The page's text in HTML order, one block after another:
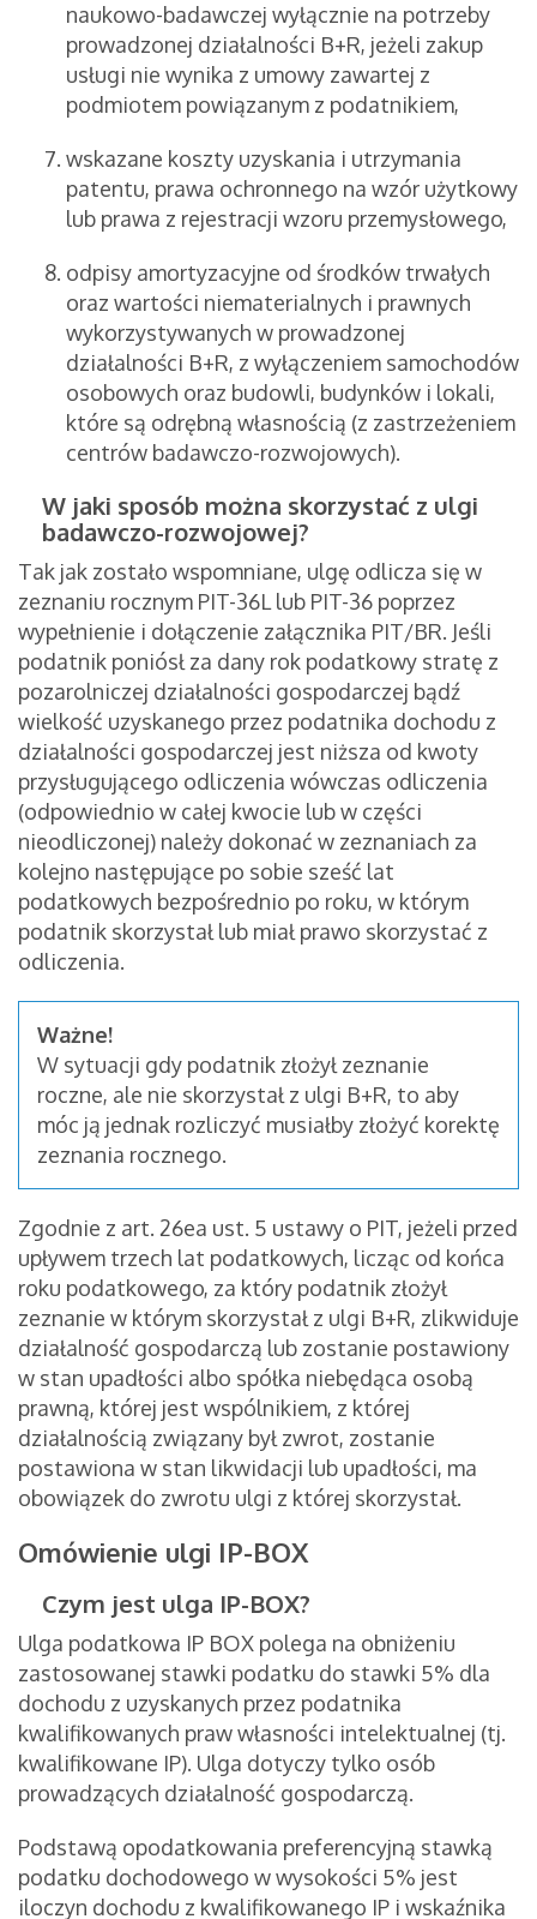
naukowo-badawczej wyłącznie na potrzeby
prowadzonej działalności B+R, jeżeli zakup
usługi nie wynika z umowy zawartej z
podmiotem powiązanym z podatnikiem,
wskazane koszty uzyskania i utrzymania
patentu, prawa ochronnego na wzór użytkowy
lub prawa z rejestracji wzoru przemysłowego,
odpisy amortyzacyjne od środków trwałych
oraz wartości niematerialnych i prawnych
wykorzystywanych w prowadzonej
działalności B+R, z wyłączeniem samochodów
osobowych oraz budowli, budynków i lokali,
które są odrębną własnością (z zastrzeżeniem
centrów badawczo-rozwojowych).
W jaki sposób można skorzystać z ulgi
badawczo-rozwojowej?
Tak jak zostało wspomniane, ulgę odlicza się w
zeznaniu rocznym PIT-36L lub PIT-36 poprzez
wypełnienie i dołączenie załącznika PIT/BR. Jeśli
podatnik poniósł za dany rok podatkowy stratę z
pozarolniczej działalności gospodarczej bądź
wielkość uzyskanego przez podatnika dochodu z
działalności gospodarczej jest niższa od kwoty
przysługującego odliczenia wówczas odliczenia
(odpowiednio w całej kwocie lub w części
nieodliczonej) należy dokonać w zeznaniach za
kolejno następujące po sobie sześć lat
podatkowych bezpośrednio po roku, w którym
podatnik skorzystał lub miał prawo skorzystać z
odliczenia.
Ważne!
W sytuacji gdy podatnik złożył zeznanie
roczne, ale nie skorzystał z ulgi B+R, to aby
móc ją jednak rozliczyć musiałby złożyć korektę
zeznania rocznego.
Zgodnie z art. 26ea ust. 5 ustawy o PIT, jeżeli przed
upływem trzech lat podatkowych, licząc od końca
roku podatkowego, za który podatnik złożył
zeznanie w którym skorzystał z ulgi B+R, zlikwiduje
działalność gospodarczą lub zostanie postawiony
w stan upadłości albo spółka niebędąca osobą
prawną, której jest wspólnikiem, z której
działalnością związany był zwrot, zostanie
postawiona w stan likwidacji lub upadłości, ma
obowiązek do zwrotu ulgi z której skorzystał.
Omówienie ulgi IP-BOX
Czym jest ulga IP-BOX?
Ulga podatkowa IP BOX polega na obniżeniu
zastosowanej stawki podatku do stawki 5% dla
dochodu z uzyskanych przez podatnika
kwalifikowanych praw własności intelektualnej (tj.
kwalifikowane IP). Ulga dotyczy tylko osób
prowadzących działalność gospodarczą.
Podstawą opodatkowania preferencyjną stawką
podatku dochodowego w wysokości 5% jest
iloczyn dochodu z kwalifikowanego IP i wskaźnika